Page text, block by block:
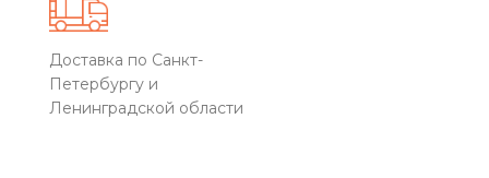
Доставка по Санкт-
Петербургу и
Ленинградской области